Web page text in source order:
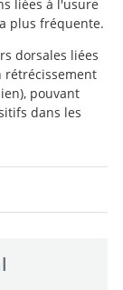
liées à l'usure
plus fréquente.
dorsales liées
rétrécissement
pouvant
dans les